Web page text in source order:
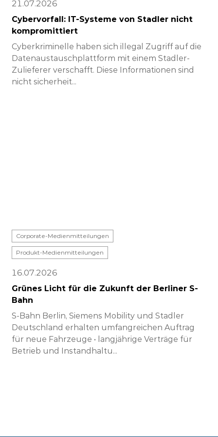
21.07.2026
Cybervorfall: IT-Systeme von Stadler nicht
kompromittiert
Cyberkriminelle haben sich illegal Zugriff auf die
Datenaustauschplattform mit einem Stadler-
Zulieferer verschafft. Diese Informationen sind
nicht sicherheit...
Corporate-Medienmitteilungen
Produkt-Medienmitteilungen
16.07.2026
Grünes Licht für die Zukunft der Berliner S-
Bahn
S-Bahn Berlin, Siemens Mobility und Stadler
Deutschland erhalten umfangreichen Auftrag
für neue Fahrzeuge • langjährige Verträge für
Betrieb und Instandhaltu...